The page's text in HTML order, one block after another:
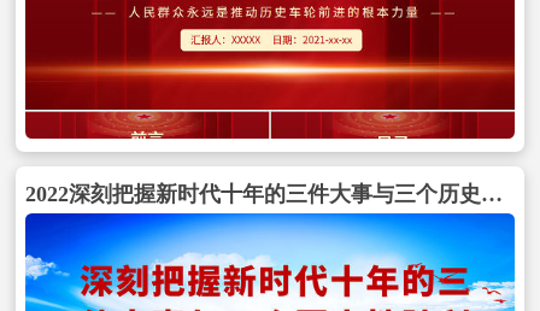
2022深刻把握新时代十年的三件大事与三个历史性胜利PPT精美党建风党员干部学习教育专题党课党建课件包含